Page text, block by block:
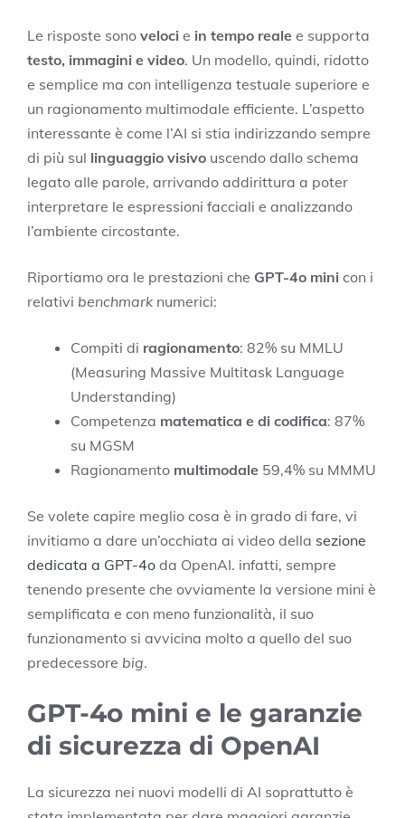
Le risposte sono veloci e in tempo reale e supporta
testo, immagini e video. Un modello, quindi, ridotto
e semplice ma con intelligenza testuale superiore e
un ragionamento multimodale efficiente. L’aspetto
interessante è come l’AI si stia indirizzando sempre
di più sul linguaggio visivo uscendo dallo schema
legato alle parole, arrivando addirittura a poter
interpretare le espressioni facciali e analizzando
l’ambiente circostante.
Riportiamo ora le prestazioni che GPT-4o mini con i
relativi benchmark numerici:
Compiti di ragionamento: 82% su MMLU
(Measuring Massive Multitask Language
Understanding)
Competenza matematica e di codifica: 87%
su MGSM
Ragionamento multimodale 59,4% su MMMU
Se volete capire meglio cosa è in grado di fare, vi
invitiamo a dare un’occhiata ai video della sezione
dedicata a GPT-4o da OpenAI. infatti, sempre
tenendo presente che ovviamente la versione mini è
semplificata e con meno funzionalità, il suo
funzionamento si avvicina molto a quello del suo
predecessore big.
GPT-4o mini e le garanzie
di sicurezza di OpenAI
La sicurezza nei nuovi modelli di AI soprattutto è